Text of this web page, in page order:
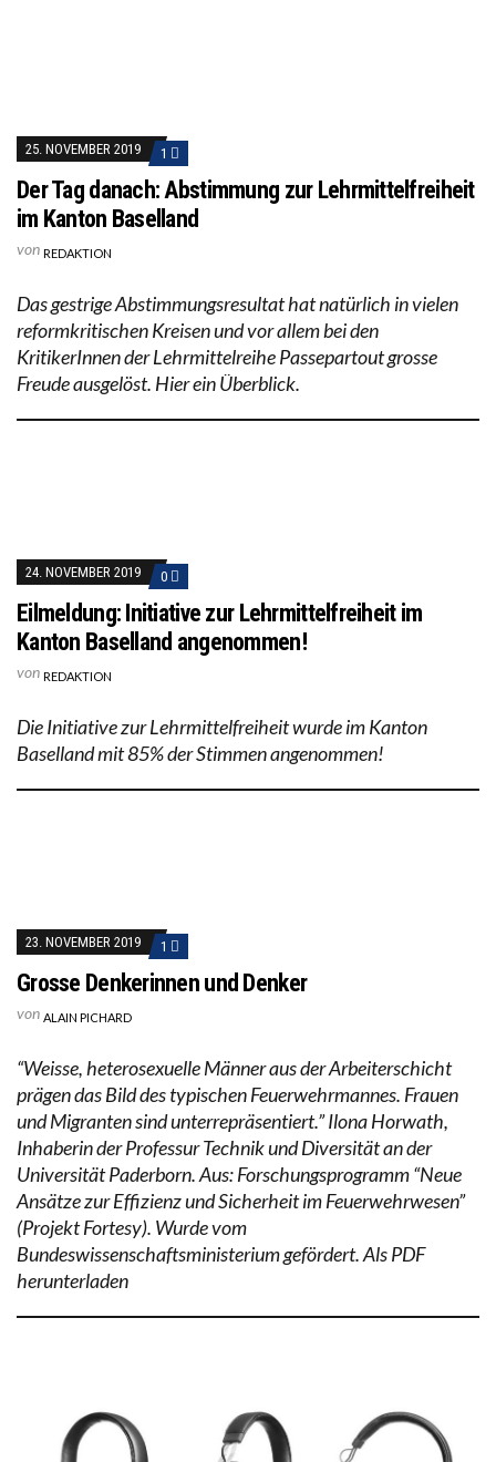
25. NOVEMBER 2019 1
Der Tag danach: Abstimmung zur Lehrmittelfreiheit
im Kanton Baselland
von REDAKTION
Das gestrige Abstimmungsresultat hat natürlich in vielen
reformkritischen Kreisen und vor allem bei den
KritikerInnen der Lehrmittelreihe Passepartout grosse
Freude ausgelöst. Hier ein Überblick.
24. NOVEMBER 2019 0
Eilmeldung: Initiative zur Lehrmittelfreiheit im
Kanton Baselland angenommen!
von REDAKTION
Die Initiative zur Lehrmittelfreiheit wurde im Kanton
Baselland mit 85% der Stimmen angenommen!
23. NOVEMBER 2019 1
Grosse Denkerinnen und Denker
von ALAIN PICHARD
“Weisse, heterosexuelle Männer aus der Arbeiterschicht
prägen das Bild des typischen Feuerwehrmannes. Frauen
und Migranten sind unterrepräsentiert.” Ilona Horwath,
Inhaberin der Professur Technik und Diversität an der
Universität Paderborn. Aus: Forschungsprogramm “Neue
Ansätze zur Effizienz und Sicherheit im Feuerwehrwesen”
(Projekt Fortesy). Wurde vom
Bundeswissenschaftsministerium gefördert. Als PDF
herunterladen